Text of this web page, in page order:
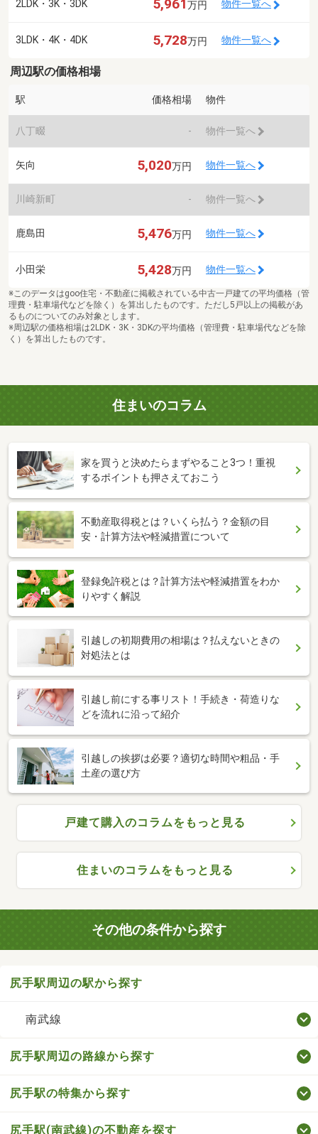
2LDK・3K・3DK 5,961 万円 物件一覧へ
3LDK・4K・4DK 5,728万円 物件一覧へ
周辺駅の価格相場
駅 価格相場 物件
八丁畷 - 物件一覧へ
矢向 5,020万円 物件一覧へ
川崎新町 - 物件一覧へ
鹿島田 5,476万円 物件一覧へ
小田栄 5,428万円 物件一覧へ
※このデータはgoo住宅・不動産に掲載されている中古一戸建ての平均価格（管
理費・駐車場代などを除く）を算出したものです。ただし5戸以上の掲載があ
るものについてのみ対象とします。
※周辺駅の価格相場は2LDK・3K・3DKの平均価格（管理費・駐車場代などを除
く）を算出したものです。
住まいのコラム
家を買うと決めたらまずやること3つ！重視
するポイントも押さえておこう
不動産取得税とは？いくら払う？金額の目
安・計算方法や軽減措置について
登録免許税とは？計算方法や軽減措置をわか
りやすく解説
引越しの初期費用の相場は？払えないときの
対処法とは
引越し前にする事リスト！手続き・荷造りな
どを流れに沿って紹介
引越しの挨拶は必要？適切な時間や粗品・手
土産の選び方
戸建て購入のコラムをもっと見る
住まいのコラムをもっと見る
その他の条件から探す
尻手駅周辺の駅から探す
南武線
尻手駅周辺の路線から探す
尻手駅の特集から探す
尻手駅(南武線)の不動産を探す